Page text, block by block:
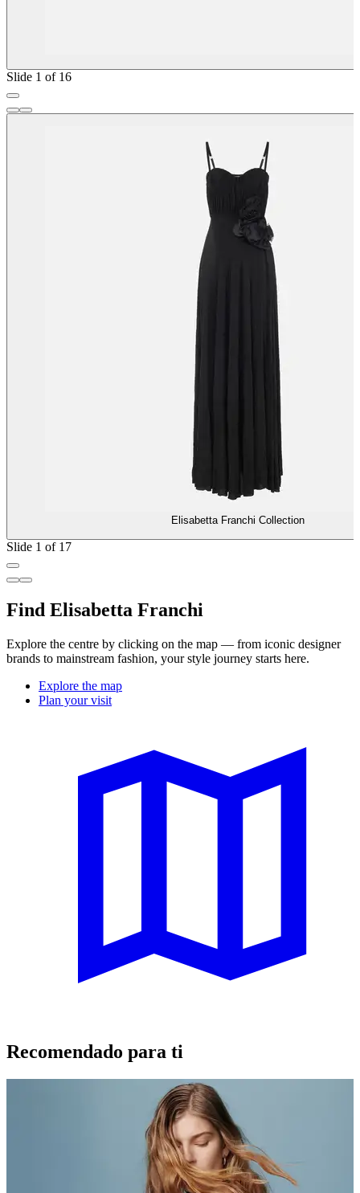
Slide 1 of 16
Elisabetta Franchi Collection
Slide 1 of 17
Find Elisabetta Franchi
Explore the centre by clicking on the map — from iconic designer
brands to mainstream fashion, your style journey starts here.
Explore the map
Plan your visit
Recomendado para ti